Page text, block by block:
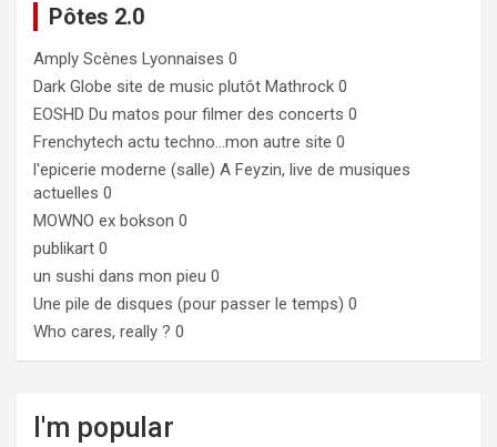
Pôtes 2.0
Amply Scènes Lyonnaises 0
Dark Globe site de music plutôt Mathrock 0
EOSHD Du matos pour filmer des concerts 0
Frenchytech actu techno…mon autre site 0
l'epicerie moderne (salle) A Feyzin, live de musiques
actuelles 0
MOWNO ex bokson 0
publikart 0
un sushi dans mon pieu 0
Une pile de disques (pour passer le temps) 0
Who cares, really ? 0
I'm popular